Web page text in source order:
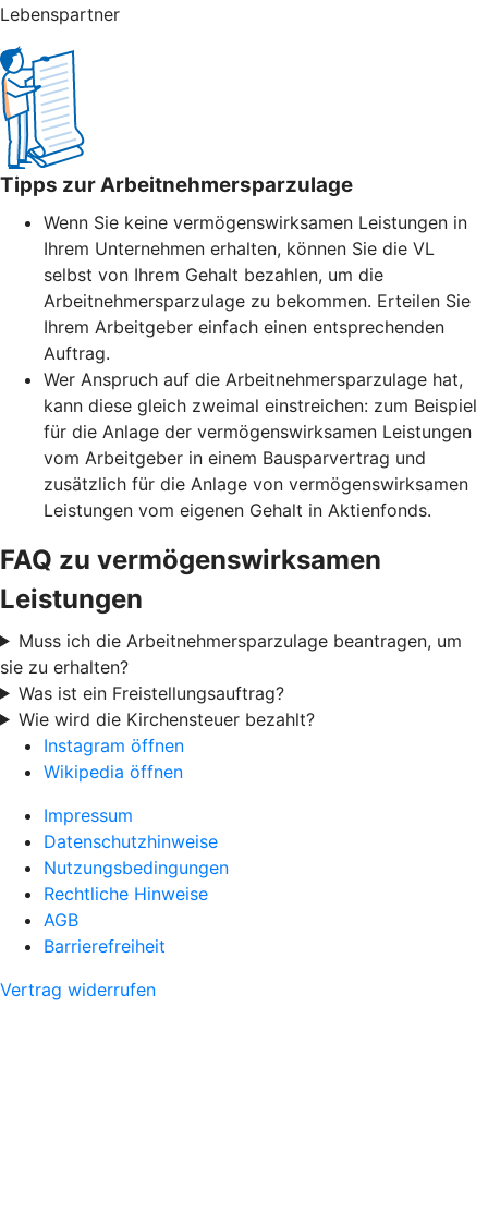
Lebenspartner
Tipps zur Arbeitnehmersparzulage
Wenn Sie keine vermögenswirksamen Leistungen in
Ihrem Unternehmen erhalten, können Sie die VL
selbst von Ihrem Gehalt bezahlen, um die
Arbeitnehmersparzulage zu bekommen. Erteilen Sie
Ihrem Arbeitgeber einfach einen entsprechenden
Auftrag.
Wer Anspruch auf die Arbeitnehmersparzulage hat,
kann diese gleich zweimal einstreichen: zum Beispiel
für die Anlage der vermögenswirksamen Leistungen
vom Arbeitgeber in einem Bausparvertrag und
zusätzlich für die Anlage von vermögenswirksamen
Leistungen vom eigenen Gehalt in Aktienfonds.
FAQ zu vermögenswirksamen
Leistungen
Muss ich die Arbeitnehmersparzulage beantragen, um
sie zu erhalten?
Was ist ein Freistellungsauftrag?
Wie wird die Kirchensteuer bezahlt?
Instagram öffnen
Wikipedia öffnen
Impressum
Datenschutzhinweise
Nutzungsbedingungen
Rechtliche Hinweise
AGB
Barrierefreiheit
Vertrag widerrufen